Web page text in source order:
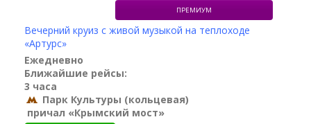
ПРЕМИУМ
Вечерний круиз с живой музыкой на теплоходе
«Артурс»
Ежедневно
Ближайшие рейсы:
3 часа
Парк Культуры (кольцевая)
причал «Крымский мост»